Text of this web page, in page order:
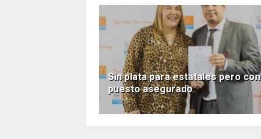
Sin plata para estatales pero con
puesto asegurado